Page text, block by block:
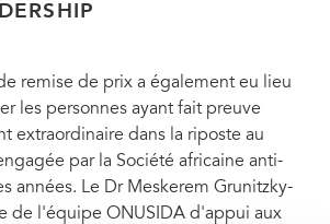
remise de prix a également eu lieu
les personnes ayant fait preuve
extraordinaire dans la riposte au
par la Société africaine anti-
années. Le Dr Meskerem Grunitzky-
de l'équipe ONUSIDA d'appui aux